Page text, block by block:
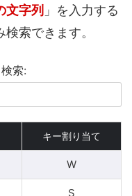
文字列 」を入力する
索できます。
検索:
キー割り当て
W
S